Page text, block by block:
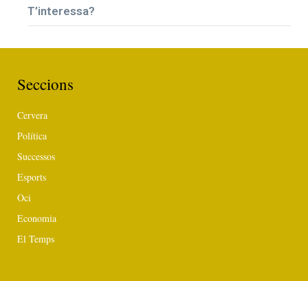
T’interessa?
Seccions
Cervera
Política
Successos
Esports
Oci
Economia
El Temps